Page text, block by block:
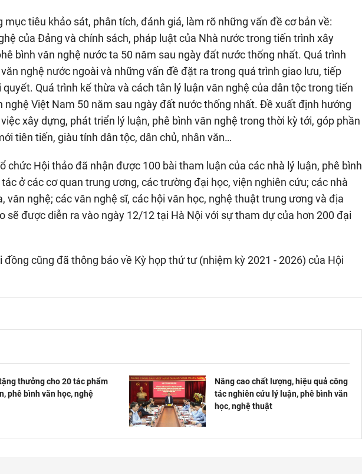
tiêu khảo sát, phân tích, đánh giá, làm rõ những vấn đề cơ bản về:
của Đảng và chính sách, pháp luật của Nhà nước trong tiến trình xây
bình văn nghệ nước ta 50 năm sau ngày đất nước thống nhất. Quá trình
nghệ nước ngoài và những vấn đề đặt ra trong quá trình giao lưu, tiếp
Quá trình kế thừa và cách tân lý luận văn nghệ của dân tộc trong tiến
nghệ Việt Nam 50 năm sau ngày đất nước thống nhất. Đề xuất định hướng
xây dựng, phát triển lý luận, phê bình văn nghệ trong thời kỳ tới, góp phần
tiên tiến, giàu tính dân tộc, dân chủ, nhân văn…
chức Hội thảo đã nhận được 100 bài tham luận của các nhà lý luận, phê bình
ở các cơ quan trung ương, các trường đại học, viện nghiên cứu; các nhà
văn nghệ; các văn nghệ sĩ, các hội văn học, nghệ thuật trung ương và địa
sẽ được diễn ra vào ngày 12/12 tại Hà Nội với sự tham dự của hơn 200 đại
đồng cũng đã thông báo về Kỳ họp thứ tư (nhiệm kỳ 2021 - 2026) của Hội
thưởng cho 20 tác phẩm
phê bình văn học, nghệ
Nâng cao chất lượng, hiệu quả công
tác nghiên cứu lý luận, phê bình văn
học, nghệ thuật